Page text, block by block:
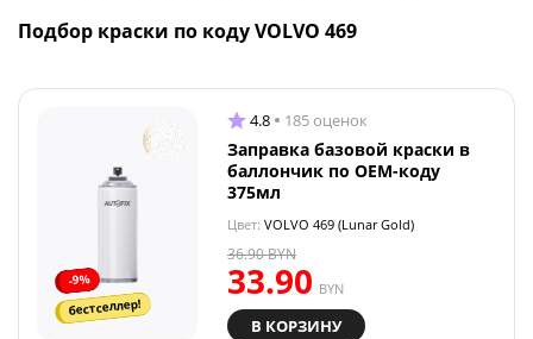
Подбор краски по коду VOLVO 469
-9%
бестселлер!
4.8 185 оценок
Заправка базовой краски в
баллончик по OEM-коду
375мл
Цвет: VOLVO 469 (Lunar Gold)
33.90 BYN
36.90BYN
В КОРЗИНУ